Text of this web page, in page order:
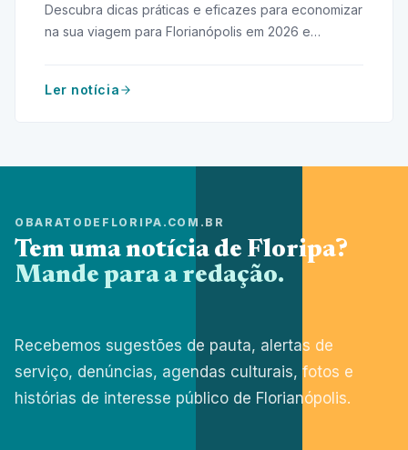
Descubra dicas práticas e eficazes para economizar
na sua viagem para Florianópolis em 2026 e
Ler notícia
OBARATODEFLORIPA.COM.BR
Tem uma notícia de Floripa?
Mande para a redação.
Recebemos sugestões de pauta, alertas de
serviço, denúncias, agendas culturais, fotos e
histórias de interesse público de Florianópolis.